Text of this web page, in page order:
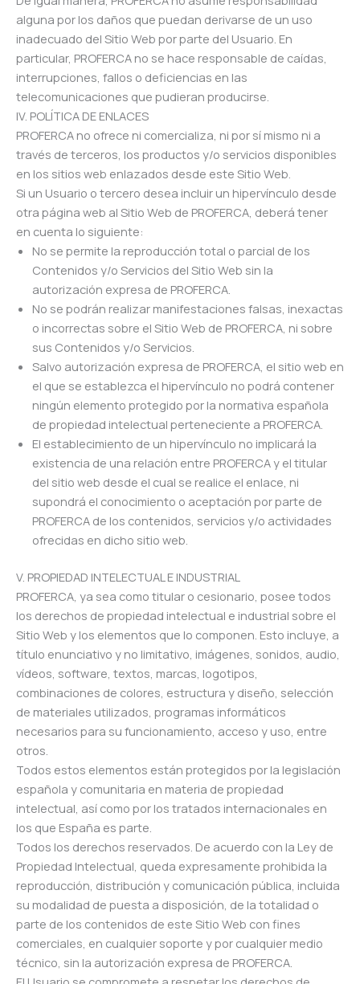
alguna por los daños que puedan derivarse de un uso
inadecuado del Sitio Web por parte del Usuario. En
particular, PROFERCA no se hace responsable de caídas,
interrupciones, fallos o deficiencias en las
telecomunicaciones que pudieran producirse.
IV. POLÍTICA DE ENLACES
PROFERCA no ofrece ni comercializa, ni por sí mismo ni a
través de terceros, los productos y/o servicios disponibles
en los sitios web enlazados desde este Sitio Web.
Si un Usuario o tercero desea incluir un hipervínculo desde
otra página web al Sitio Web de PROFERCA, deberá tener
en cuenta lo siguiente:
No se permite la reproducción total o parcial de los
Contenidos y/o Servicios del Sitio Web sin la
autorización expresa de PROFERCA.
No se podrán realizar manifestaciones falsas, inexactas
o incorrectas sobre el Sitio Web de PROFERCA, ni sobre
sus Contenidos y/o Servicios.
Salvo autorización expresa de PROFERCA, el sitio web en
el que se establezca el hipervínculo no podrá contener
ningún elemento protegido por la normativa española
de propiedad intelectual perteneciente a PROFERCA.
El establecimiento de un hipervínculo no implicará la
existencia de una relación entre PROFERCA y el titular
del sitio web desde el cual se realice el enlace, ni
supondrá el conocimiento o aceptación por parte de
PROFERCA de los contenidos, servicios y/o actividades
ofrecidas en dicho sitio web.
V. PROPIEDAD INTELECTUAL E INDUSTRIAL
PROFERCA, ya sea como titular o cesionario, posee todos
los derechos de propiedad intelectual e industrial sobre el
Sitio Web y los elementos que lo componen. Esto incluye, a
título enunciativo y no limitativo, imágenes, sonidos, audio,
vídeos, software, textos, marcas, logotipos,
combinaciones de colores, estructura y diseño, selección
de materiales utilizados, programas informáticos
necesarios para su funcionamiento, acceso y uso, entre
otros.
Todos estos elementos están protegidos por la legislación
española y comunitaria en materia de propiedad
intelectual, así como por los tratados internacionales en
los que España es parte.
Todos los derechos reservados. De acuerdo con la Ley de
Propiedad Intelectual, queda expresamente prohibida la
reproducción, distribución y comunicación pública, incluida
su modalidad de puesta a disposición, de la totalidad o
parte de los contenidos de este Sitio Web con fines
comerciales, en cualquier soporte y por cualquier medio
técnico, sin la autorización expresa de PROFERCA.